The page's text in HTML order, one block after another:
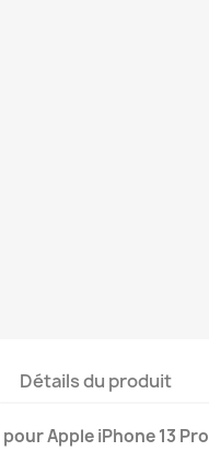
Détails du produit
pour Apple iPhone 13